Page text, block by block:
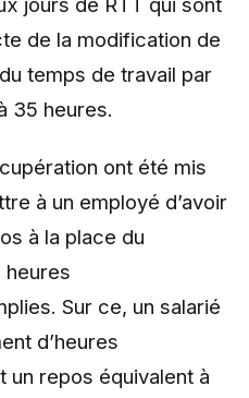
de la modification de
temps de travail par
35 heures.
ont été mis
à un employé d’avoir
à la place du
heures
Sur ce, un salarié
d’heures
un repos équivalent à